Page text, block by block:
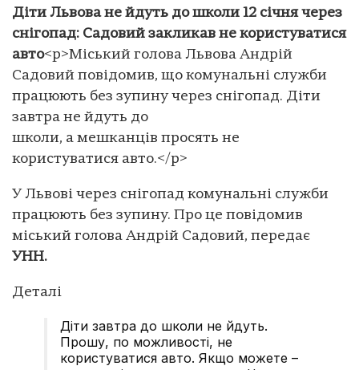
Діти Львова не йдуть до школи 12 січня через
снігопад: Садовий закликав не користуватися
авто<p>Міський голова Львова Андрій
Садовий повідомив, що комунальні служби
працюють без зупину через снігопад. Діти
завтра не йдуть до
школи, а мешканців просять не
користуватися авто.</p>
У Львові через снігопад комунальні служби
працюють без зупину. Про це повідомив
міський голова Андрій Садовий, передає
УНН.
Деталі
Діти завтра до школи не йдуть.
Прошу, по можливості, не
користуватися авто. Якщо можете –